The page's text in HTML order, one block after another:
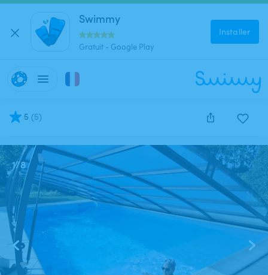
Swimmy
Gratuit - Google Play
Installer
5 (5)
Cette annonce est close et ne peut être réservée.
1/8